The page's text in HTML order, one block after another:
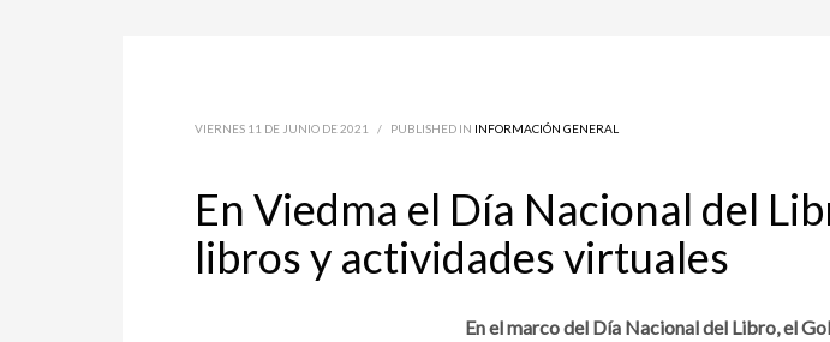
VIERNES 11 DE JUNIO DE 2021 / PUBLISHED IN INFORMACIÓN GENERAL
En Viedma el Día Nacional del
libros y actividades virtuales
En el marco del Día Nacional del Libro, el